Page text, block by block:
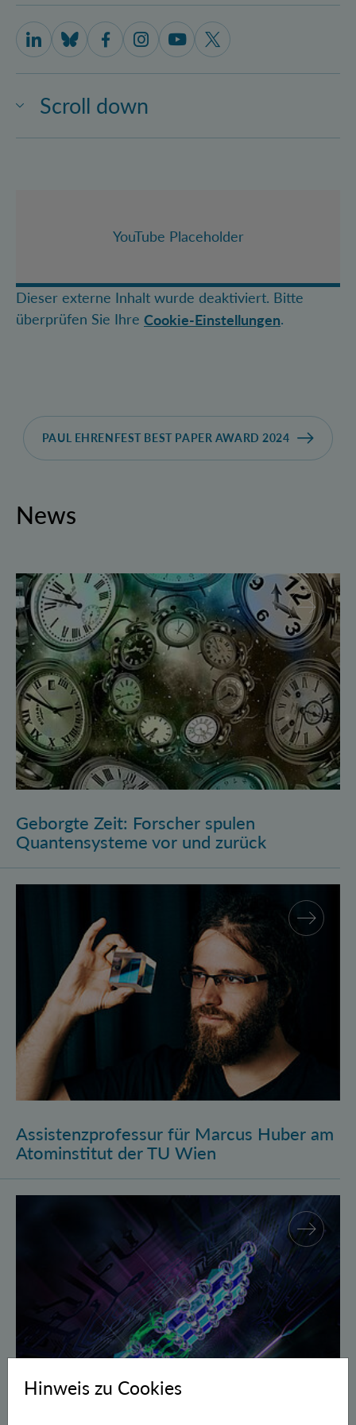
Scroll down
IQOQI Vienna on LinkedIn
IQOQI Vienna on Bluesky
IQOQI Vienna on Facebook
IQOQI Vienna on Instagram
IQOQI Vienna on Youtube
IQOQI Vienna on X
YouTube Placeholder
Dieser externe Inhalt wurde deaktiviert. Bitte
überprüfen Sie Ihre Cookie-Einstellungen.
PAUL EHRENFEST BEST PAPER AWARD 2024
News
Geborgte Zeit: Forscher spulen Quantensysteme vor
Geborgte Zeit: Forscher spulen
Quantensysteme vor und zurück
Assistenzprofessur für Marcus Huber am
Atominstitut der TU Wien
Gegen Fehler geschützte Quantenbits verschränkt
Hinweis zu Cookies